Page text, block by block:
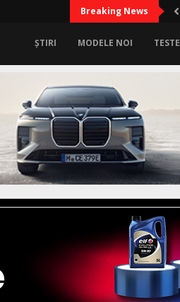
Breaking News
ȘTIRI MODELE NOI TESTE